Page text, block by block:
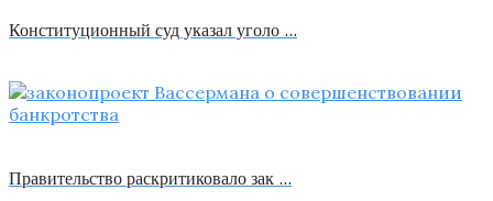
Конституционный суд указал уголо …
Правительство раскритиковало зак …